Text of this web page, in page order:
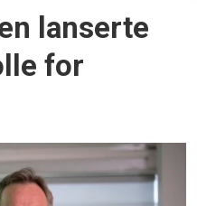
lanserte
for